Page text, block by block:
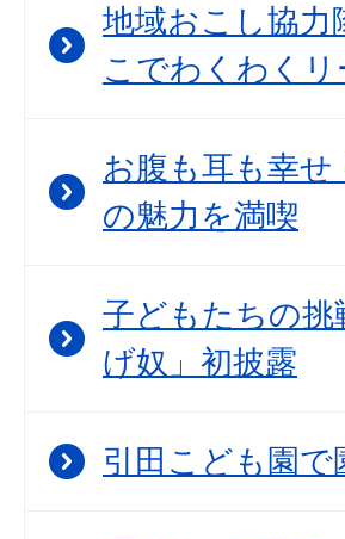
地域おこし協力
こでわくわく
お腹も耳も幸
の魅力を満喫
子どもたちの挑
げ奴」初披露
引田こども園